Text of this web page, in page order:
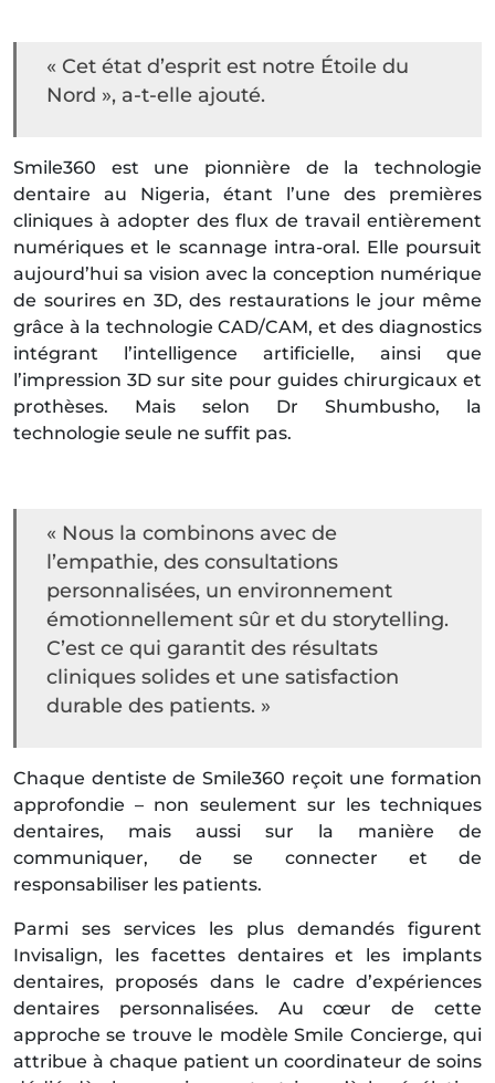
« Cet état d’esprit est notre Étoile du
Nord », a-t-elle ajouté.
Smile360 est une pionnière de la technologie
dentaire au Nigeria, étant l’une des premières
cliniques à adopter des flux de travail entièrement
numériques et le scannage intra-oral. Elle poursuit
aujourd’hui sa vision avec la conception numérique
de sourires en 3D, des restaurations le jour même
grâce à la technologie CAD/CAM, et des diagnostics
intégrant l’intelligence artificielle, ainsi que
l’impression 3D sur site pour guides chirurgicaux et
prothèses. Mais selon Dr Shumbusho, la
technologie seule ne suffit pas.
« Nous la combinons avec de
l’empathie, des consultations
personnalisées, un environnement
émotionnellement sûr et du storytelling.
C’est ce qui garantit des résultats
cliniques solides et une satisfaction
durable des patients. »
Chaque dentiste de Smile360 reçoit une formation
approfondie – non seulement sur les techniques
dentaires, mais aussi sur la manière de
communiquer, de se connecter et de
responsabiliser les patients.
Parmi ses services les plus demandés figurent
Invisalign, les facettes dentaires et les implants
dentaires, proposés dans le cadre d’expériences
dentaires personnalisées. Au cœur de cette
approche se trouve le modèle Smile Concierge, qui
attribue à chaque patient un coordinateur de soins